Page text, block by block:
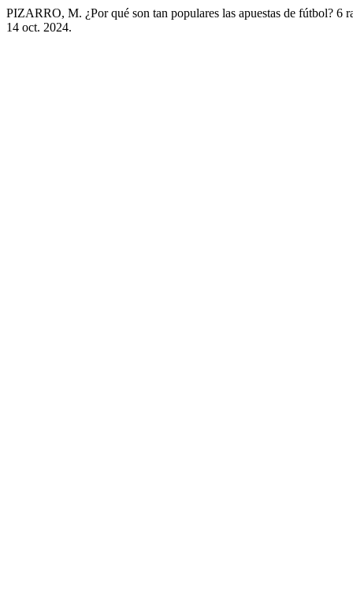
PIZARRO, M. ¿Por qué son tan populares las apuestas de fútbol? 6
14 oct. 2024.